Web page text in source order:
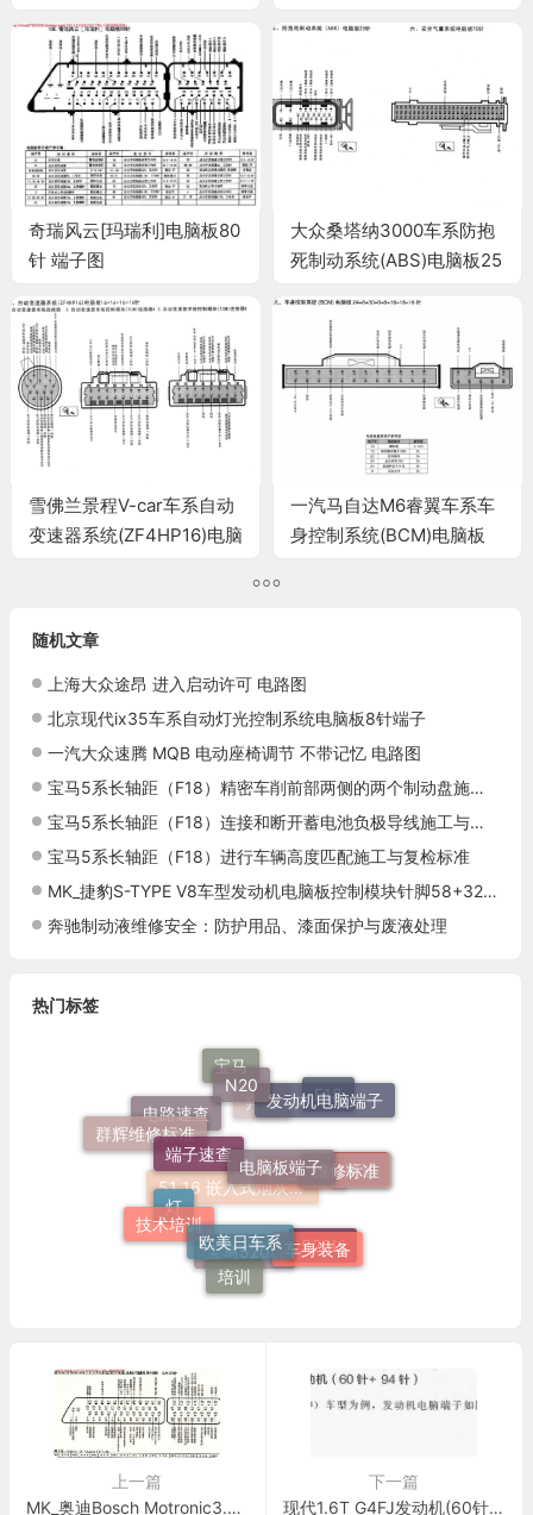
奇瑞风云[玛瑞利]电脑板80
针 端子图
大众桑塔纳3000车系防抱
死制动系统(ABS)电脑板25
雪佛兰景程V-car车系自动
变速器系统(ZF4HP16)电脑
一汽马自达M6睿翼车系车
身控制系统(BCM)电脑板
随机文章
上海大众途昂 进入启动许可 电路图
北京现代ix35车系自动灯光控制系统电脑板8针端子
一汽大众速腾 MQB 电动座椅调节 不带记忆 电路图
宝马5系长轴距（F18）精密车削前部两侧的两个制动盘施工与复检标准
宝马5系长轴距（F18）连接和断开蓄电池负极导线施工与复检标准
宝马5系长轴距（F18）进行车辆高度匹配施工与复检标准
MK_捷豹S-TYPE V8车型发动机电脑板控制模块针脚58+32+60针04年 端子图
奔驰制动液维修安全：防护用品、漆面保护与废液处理
热门标签
培训
宝马520Li
520Li
车身装备
欧美日车系
技术培训
灯
施工标准
奥迪
维修标准
电脑板端子
端子速查
群辉维修标准
电路速查 奔驰
F18
发动机电脑端子
N20
宝马
上一篇
MK_奥迪Bosch Motronic3.8.2、3、5车型发动机电脑板控制模块针脚52+28针 端子图
下一篇
现代1.6T G4FJ发动机(60针+94针)端子